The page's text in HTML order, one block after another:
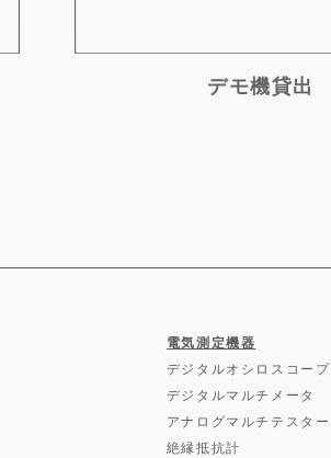
デモ機貸出
電気測定機器
デジタルオシロスコープ
デジタルマルチメータ
アナログマルチテスター
絶縁抵抗計